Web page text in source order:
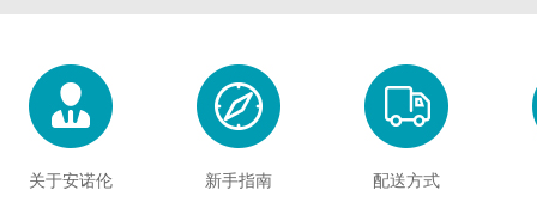
关于安诺伦 新手指南 配送方式